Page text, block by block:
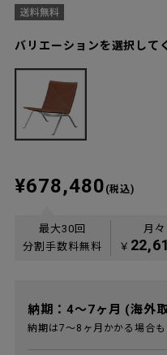
バリエーションを選択して
¥678,480 (税込)
最大30回
分割手数料無料
月々
￥
納期：4～7ヶ月 (海外取
納期は7～8ヶ月かかる場合